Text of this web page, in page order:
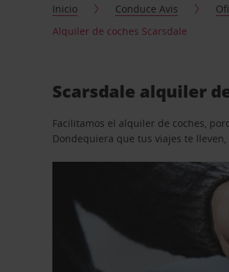
Inicio Conduce Avis
Alquiler de coches Scarsdale
Scarsdale alquiler
Facilitamos el alquiler de coches,
Dondequiera que tus viajes te